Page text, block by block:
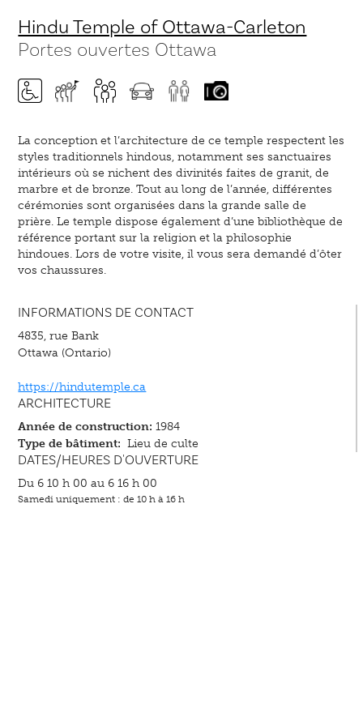
Hindu Temple of Ottawa-Carleton
Portes ouvertes Ottawa
La conception et l’architecture de ce temple respectent les
styles traditionnels hindous, notamment ses sanctuaires
intérieurs où se nichent des divinités faites de granit, de
marbre et de bronze. Tout au long de l’année, différentes
cérémonies sont organisées dans la grande salle de
prière. Le temple dispose également d’une bibliothèque de
référence portant sur la religion et la philosophie
hindoues. Lors de votre visite, il vous sera demandé d’ôter
vos chaussures.
INFORMATIONS DE CONTACT
4835, rue Bank
Ottawa (Ontario)
https://hindutemple.ca
ARCHITECTURE
Année de construction: 1984
Type de bâtiment: Lieu de culte
DATES/HEURES D'OUVERTURE
Du 6 10 h 00 au 6 16 h 00
Samedi uniquement : de 10 h à 16 h